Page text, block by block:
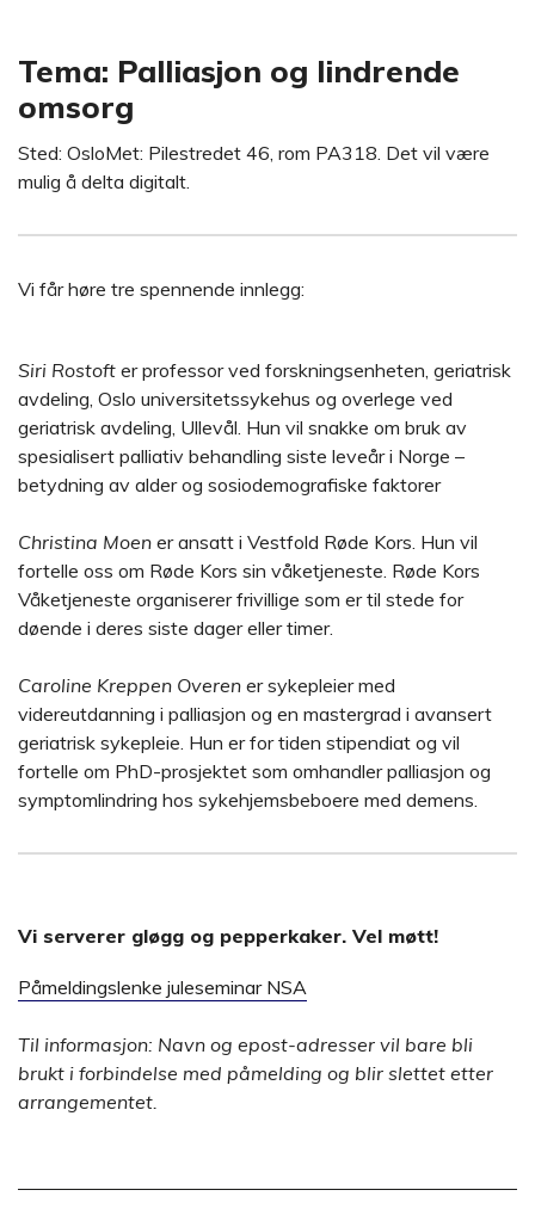
Tema: Palliasjon og lindrende
omsorg
Sted: OsloMet: Pilestredet 46, rom PA318. Det vil være
mulig å delta digitalt.
Vi får høre tre spennende innlegg:
Siri Rostoft er professor ved forskningsenheten, geriatrisk
avdeling, Oslo universitetssykehus og overlege ved
geriatrisk avdeling, Ullevål. Hun vil snakke om bruk av
spesialisert palliativ behandling siste leveår i Norge –
betydning av alder og sosiodemografiske faktorer
Christina Moen er ansatt i Vestfold Røde Kors. Hun vil
fortelle oss om Røde Kors sin våketjeneste. Røde Kors
Våketjeneste organiserer frivillige som er til stede for
døende i deres siste dager eller timer.
Caroline Kreppen Overen er sykepleier med
videreutdanning i palliasjon og en mastergrad i avansert
geriatrisk sykepleie. Hun er for tiden stipendiat og vil
fortelle om PhD-prosjektet som omhandler palliasjon og
symptomlindring hos sykehjemsbeboere med demens.
Vi serverer gløgg og pepperkaker. Vel møtt!
Påmeldingslenke juleseminar NSA
Til informasjon: Navn og epost-adresser vil bare bli
brukt i forbindelse med påmelding og blir slettet etter
arrangementet.